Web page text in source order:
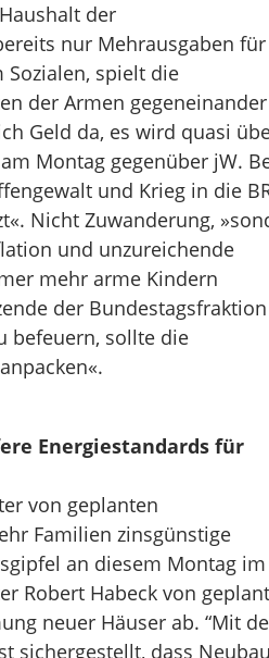
der
nur Mehrausgaben für
spielt die
der Armen
Geld da, es wird quasi
Montag gegenüber jW.
und Krieg in die
Nicht Zuwanderung,
und unzureichende
mehr arme Kindern
der
befeuern, sollte die
Energiestandards für
von geplanten
Familien zinsgünstige
an diesem Montag im
Robert Habeck von
neuer Häuser ab. “Mit
sichergestellt, dass